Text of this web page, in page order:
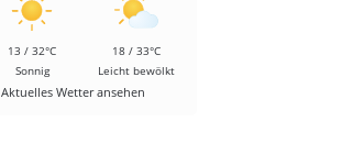
13 / 32°C
Sonnig
18 / 33°C
Leicht bewölkt
Aktuelles Wetter ansehen